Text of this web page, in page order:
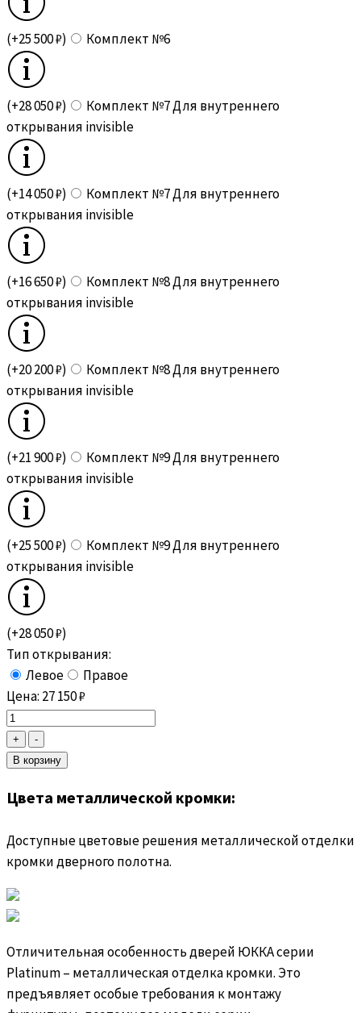
(+25 500 ₽) Комплект №6
(+28 050 ₽)
Комплект №7 Для внутреннего
открывания invisible
(+14 050 ₽)
Комплект №7 Для внутреннего
открывания invisible
(+16 650 ₽)
Комплект №8 Для внутреннего
открывания invisible
(+20 200 ₽)
Комплект №8 Для внутреннего
открывания invisible
(+21 900 ₽)
Комплект №9 Для внутреннего
открывания invisible
(+25 500 ₽)
Комплект №9 Для внутреннего
открывания invisible
(+28 050 ₽)
Тип открывания:
Левое
Правое
Цена: 27 150₽
Цвета металлической кромки:
Доступные цветовые решения металлической отделки
кромки дверного полотна.
Отличительная особенность дверей ЮККА серии
Platinum – металлическая отделка кромки. Это
предъявляет особые требования к монтажу